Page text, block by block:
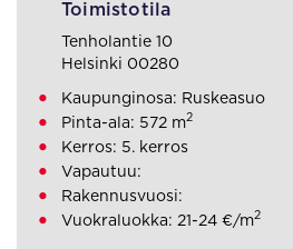
Toimistotila
Tenholantie 10
Helsinki 00280
Kaupunginosa: Ruskeasuo
Pinta-ala: 572 m2
Kerros: 5. kerros
Vapautuu:
Rakennusvuosi:
Vuokraluokka: 21-24 €/m2